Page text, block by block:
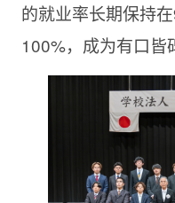
的就业率长期保持
100%，成为有口皆